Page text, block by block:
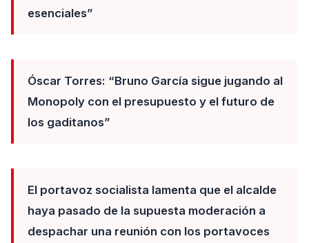
esenciales”
Óscar Torres: “Bruno García sigue jugando al
Monopoly con el presupuesto y el futuro de
los gaditanos”
El portavoz socialista lamenta que el alcalde
haya pasado de la supuesta moderación a
despachar una reunión con los portavoces